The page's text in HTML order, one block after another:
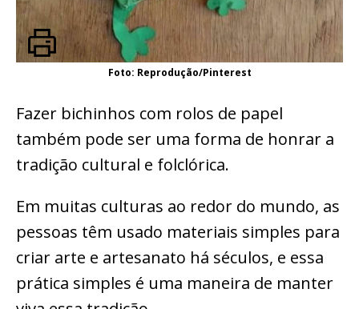
Foto: Reprodução/Pinterest
Fazer bichinhos com rolos de papel
também pode ser uma forma de honrar a
tradição cultural e folclórica.
Em muitas culturas ao redor do mundo, as
pessoas têm usado materiais simples para
criar arte e artesanato há séculos, e essa
prática simples é uma maneira de manter